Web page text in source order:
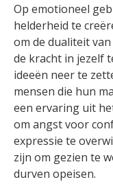
Op emotioneel
helderheid te
om de dualiteit
de kracht in jezelf
ideeën neer te
mensen die hun
een ervaring uit
om angst voor
expressie te
zijn om gezien te
durven opeisen.